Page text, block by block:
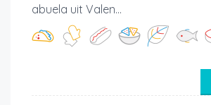
abuela uit Valen...